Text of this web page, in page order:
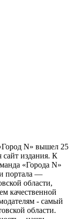
N» вышел 25
сайт издания. К
«Города N»
портала —
области,
качественной
- самый
области.